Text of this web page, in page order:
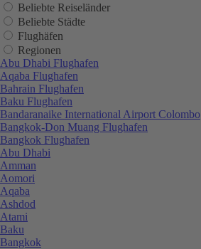
Beliebte Reiseländer
Beliebte Städte
Flughäfen
Regionen
Abu Dhabi Flughafen
Aqaba Flughafen
Bahrain Flughafen
Baku Flughafen
Bandaranaike International Airport Colombo
Bangkok-Don Muang Flughafen
Bangkok Flughafen
Abu Dhabi
Amman
Aomori
Aqaba
Ashdod
Atami
Baku
Bangkok